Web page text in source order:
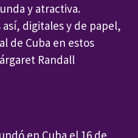
y atractiva.
digitales y de papel,
de Cuba en estos
Randall